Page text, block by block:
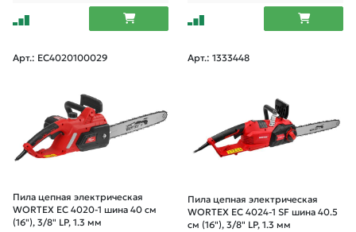
Арт.: EC4020100029
Пила цепная электрическая
WORTEX EC 4020-1 шина 40 см
(16"), 3/8" LP, 1.3 мм
Арт.: 1333448
Пила цепная электрическая
WORTEX EC 4024-1 SF шина 40.5
см (16"), 3/8" LP, 1.3 мм